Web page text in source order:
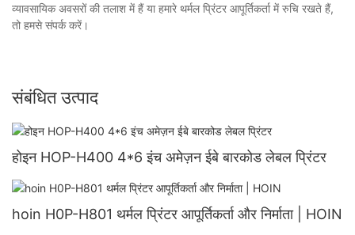
व्यावसायिक अवसरों की तलाश में हैं या हमारे थर्मल प्रिंटर आपूर्तिकर्ता में रुचि रखते हैं,
तो हमसे संपर्क करें।
संबंधित उत्पाद
होइन HOP-H400 4*6 इंच अमेज़न ईबे बारकोड लेबल प्रिंटर
hoin H0P-H801 थर्मल प्रिंटर आपूर्तिकर्ता और निर्माता | HOIN